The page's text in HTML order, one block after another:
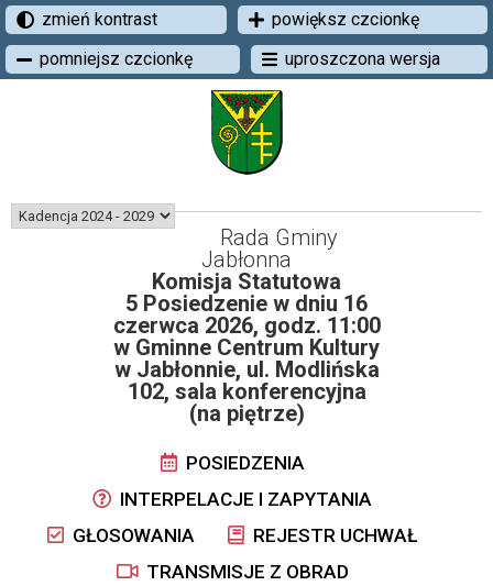
zmień kontrast
powiększ czcionkę
pomniejsz czcionkę
uproszczona wersja
Rada Gminy
Jabłonna
Komisja Statutowa
5 Posiedzenie w dniu 16
czerwca 2026, godz. 11:00
w Gminne Centrum Kultury
w Jabłonnie, ul. Modlińska
102, sala konferencyjna
(na piętrze)
POSIEDZENIA
INTERPELACJE I ZAPYTANIA
GŁOSOWANIA
REJESTR UCHWAŁ
TRANSMISJE Z OBRAD